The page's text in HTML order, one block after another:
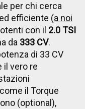
per chi cerca
efficiente (a noi
con il 2.0 TSI
da 333 CV.
di 33 CV
il vero re
il Torque
(optional),